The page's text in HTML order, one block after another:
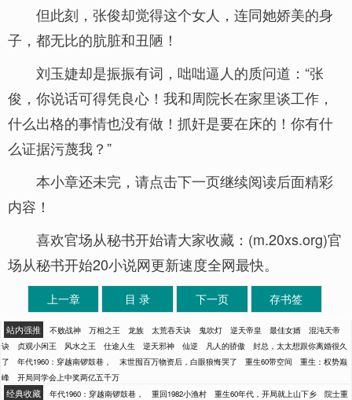
但此刻，张俊却觉得这个女人，连同她娇美的身
子，都无比的肮脏和丑陋！
刘玉婕却是振振有词，咄咄逼人的质问道：“张
俊，你说话可得凭良心！我和周院长在家里谈工作，
什么出格的事情也没有做！抓奸是要在床的！你有什
么证据污蔑我？”
本小章还未完，请点击下一页继续阅读后面精彩
内容！
喜欢官场从秘书开始请大家收藏：(m.20xs.org)官
场从秘书开始20小说网更新速度全网最快。
上一章 目 录 下一页 存书签
站内强推 不败战神 万相之王 龙族 太荒吞天诀 鬼吹灯 逆天帝皇 最佳女婿
混沌天帝
诀
贞观小闲王 风水之王 仕途人生 逆天邪神 仙逆 凡人的骄傲
封总，太太想跟你离婚很久
了
年代1960：穿越南锣鼓巷， 末世囤百万物资后，白眼狼悔哭了 重生60带空间
重生：权势巅
峰
开局同学会上中奖两亿五千万
经典收藏 年代1960：穿越南锣鼓巷， 重回1982小渔村 重生60年代，开局就上山下乡
院士重